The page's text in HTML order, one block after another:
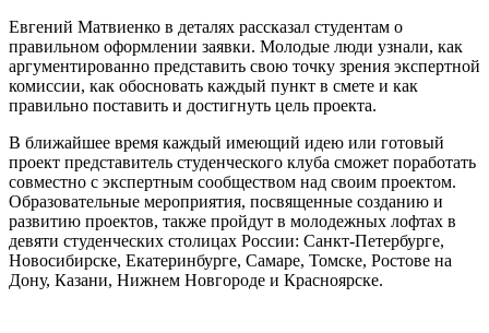
Евгений Матвиенко в деталях рассказал студентам о
правильном оформлении заявки. Молодые люди узнали, как
аргументированно представить свою точку зрения экспертной
комиссии, как обосновать каждый пункт в смете и как
правильно поставить и достигнуть цель проекта.
В ближайшее время каждый имеющий идею или готовый
проект представитель студенческого клуба сможет поработать
совместно с экспертным сообществом над своим проектом.
Образовательные мероприятия, посвященные созданию и
развитию проектов, также пройдут в молодежных лофтах в
девяти студенческих столицах России: Санкт-Петербурге,
Новосибирске, Екатеринбурге, Самаре, Томске, Ростове на
Дону, Казани, Нижнем Новгороде и Красноярске.